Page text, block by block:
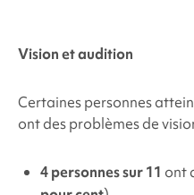
Vision et audition
Certaines personnes
ont des problèmes de
4 personnes sur 11 ont